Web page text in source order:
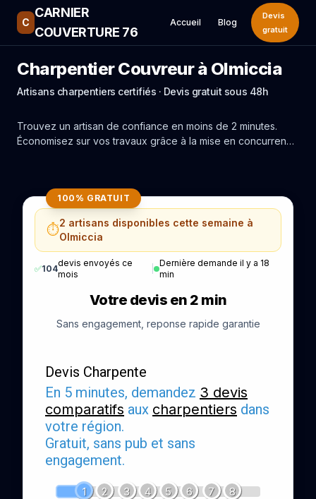
C
CARNIER
COUVERTURE 76
Accueil Blog
Devis
gratuit
Charpentier Couvreur à Olmiccia
Artisans charpentiers certifiés · Devis gratuit sous 48h
Trouvez un artisan de confiance en moins de 2 minutes.
Économisez sur vos travaux grâce à la mise en concurrence
100% GRATUIT
⏱️2 artisans disponibles cette semaine à
Olmiccia
✅104
devis envoyés ce
mois
Dernière demande il y a 18
min
Votre devis en 2 min
Sans engagement, reponse rapide garantie
Devis Charpente
En 5 minutes, demandez 3 devis
comparatifs aux charpentiers dans
votre région.
Gratuit, sans pub et sans
engagement.
1 2 3 4 5 6 7 8